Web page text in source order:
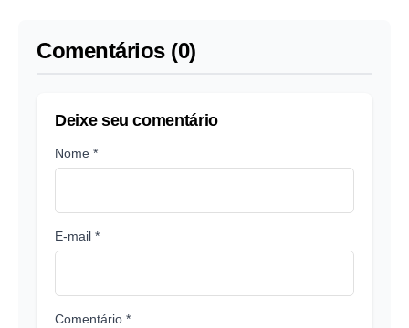
Comentários (0)
Deixe seu comentário
Nome *
E-mail *
Comentário *